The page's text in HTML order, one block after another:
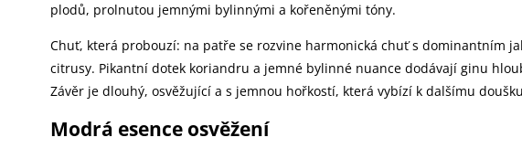
plodů, prolnutou jemnými bylinnými a kořeněnými tóny.
Chuť, která probouzí: na patře se rozvine harmonická chuť s dominantním
citrusy. Pikantní dotek koriandru a jemné bylinné nuance dodávají ginu
Závěr je dlouhý, osvěžující a s jemnou hořkostí, která vybízí k dalšímu
Modrá esence osvěžení